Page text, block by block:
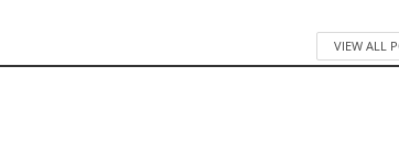
VIEW ALL